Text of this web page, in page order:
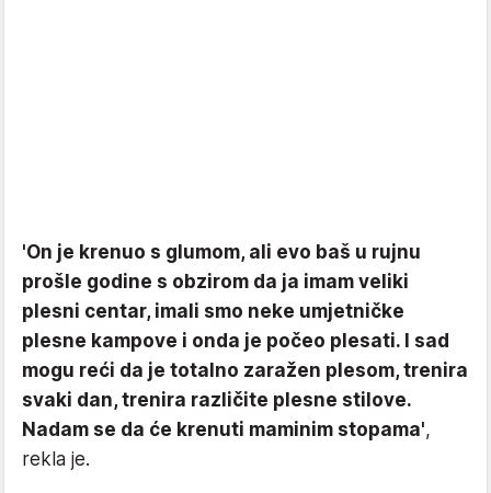
'On je krenuo s glumom, ali evo baš u rujnu
prošle godine s obzirom da ja imam veliki
plesni centar, imali smo neke umjetničke
plesne kampove i onda je počeo plesati. I sad
mogu reći da je totalno zaražen plesom, trenira
svaki dan, trenira različite plesne stilove.
Nadam se da će krenuti maminim stopama',
rekla je.